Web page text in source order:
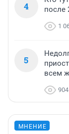
4
после
1
5
всем
904
МНЕНИЕ